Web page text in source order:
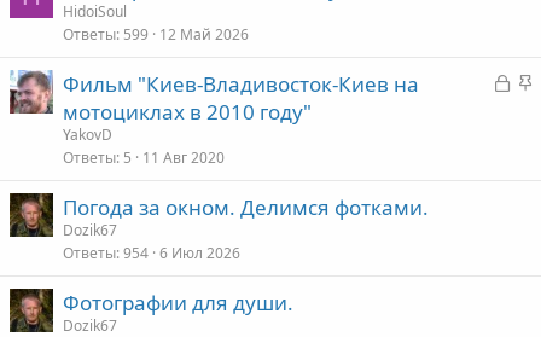
ое
HidoiSoul
Ответы 599 12 Май 2026
З
З
Фильм "Киев-Владивосток-Киев на
мотоциклах в 2010 году"
YakovD
Ответы 5 11 Авг 2020
Погода за окном. Делимся фотками.
Dozik67
Ответы 954 6 Июл 2026
Фотографии для души.
Dozik67